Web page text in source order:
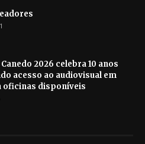
2026 celebra 10 anos
acesso ao audiovisual em
oficinas disponíveis